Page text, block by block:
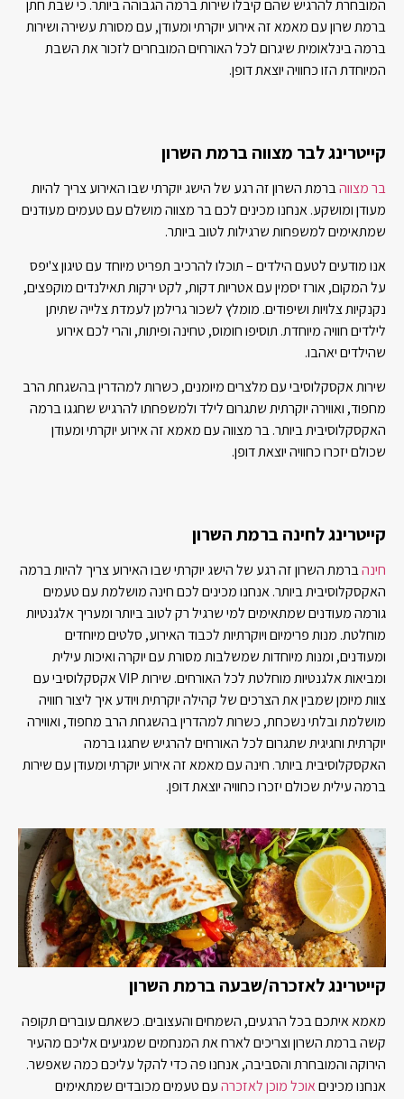
המובחרת להרגיש שהם קיבלו שירות ברמה הגבוהה ביותר. כי שבת חתן
ברמת שרון עם מאמא זה אירוע יוקרתי ומעודן, עם מסורת עשירה ושירות
ברמה בינלאומית שיגרום לכל האורחים המובחרים לזכור את השבת
המיוחדת הזו כחוויה יוצאת דופן.
קייטרינג לבר מצווה ברמת השרון
בר מצווהברמת השרון זה רגע של הישג יוקרתי שבו האירוע צריך להיות
מעודן ומושקע. אנחנו מכינים לכם בר מצווה מושלם עם טעמים מעודנים
שמתאימים למשפחות שרגילות לטוב ביותר.
אנו מודעים לטעם הילדים – תוכלו להרכיב תפריט מיוחד עם טיגון צ'יפס
על המקום, אורז יסמין עם אטריות דקות, לקט ירקות תאילנדים מוקפצים,
נקנקיות צלויות ושיפודים. מומלץ לשכור גרילמן לעמדת צלייה שתיתן
לילדים חוויה מיוחדת. תוסיפו חומוס, טחינה ופיתות, והרי לכם אירוע
שהילדים יאהבו.
שירות אקסקלוסיבי עם מלצרים מיומנים, כשרות למהדרין בהשגחת הרב
מחפוד, ואווירה יוקרתית שתגרום לילד ולמשפחתו להרגיש שחגגו ברמה
האקסקלוסיבית ביותר. בר מצווה עם מאמא זה אירוע יוקרתי ומעודן
שכולם יזכרו כחוויה יוצאת דופן.
קייטרינג לחינה ברמת השרון
חינהברמת השרון זה רגע של הישג יוקרתי שבו האירוע צריך להיות ברמה
האקסקלוסיבית ביותר. אנחנו מכינים לכם חינה מושלמת עם טעמים
גורמה מעודנים שמתאימים למי שרגיל רק לטוב ביותר ומעריך אלגנטיות
מוחלטת. מנות פרימיום ויוקרתיות לכבוד האירוע, סלטים מיוחדים
ומעודנים, ומנות מיוחדות שמשלבות מסורת עם יוקרה ואיכות עילית
ומביאות אלגנטיות מוחלטת לכל האורחים. שירות VIP אקסקלוסיבי עם
צוות מיומן שמבין את הצרכים של קהילה יוקרתית ויודע איך ליצור חוויה
מושלמת ובלתי נשכחת, כשרות למהדרין בהשגחת הרב מחפוד, ואווירה
יוקרתית וחגיגית שתגרום לכל האורחים להרגיש שחגגו ברמה
האקסקלוסיבית ביותר. חינה עם מאמא זה אירוע יוקרתי ומעודן עם שירות
ברמה עילית שכולם יזכרו כחוויה יוצאת דופן.
קייטרינג לאזכרה/שבעה ברמת השרון
מאמא איתכם בכל הרגעים, השמחים והעצובים. כשאתם עוברים תקופה
קשה ברמת השרון וצריכים לארח את המנחמים שמגיעים אליכם מהעיר
הירוקה והמובחרת והסביבה, אנחנו פה כדי להקל עליכם כמה שאפשר.
אנחנו מכיניםאוכל מוכן לאזכרהעם טעמים מכובדים שמתאימים